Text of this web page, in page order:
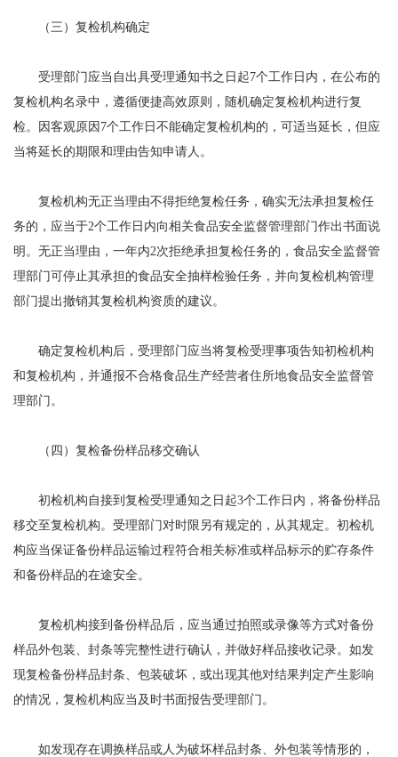
（三）复检机构确定
受理部门应当自出具受理通知书之日起7个工作日内，在公布的
复检机构名录中，遵循便捷高效原则，随机确定复检机构进行复
检。因客观原因7个工作日不能确定复检机构的，可适当延长，但应
当将延长的期限和理由告知申请人。
复检机构无正当理由不得拒绝复检任务，确实无法承担复检任
务的，应当于2个工作日内向相关食品安全监督管理部门作出书面说
明。无正当理由，一年内2次拒绝承担复检任务的，食品安全监督管
理部门可停止其承担的食品安全抽样检验任务，并向复检机构管理
部门提出撤销其复检机构资质的建议。
确定复检机构后，受理部门应当将复检受理事项告知初检机构
和复检机构，并通报不合格食品生产经营者住所地食品安全监督管
理部门。
（四）复检备份样品移交确认
初检机构自接到复检受理通知之日起3个工作日内，将备份样品
移交至复检机构。受理部门对时限另有规定的，从其规定。初检机
构应当保证备份样品运输过程符合相关标准或样品标示的贮存条件
和备份样品的在途安全。
复检机构接到备份样品后，应当通过拍照或录像等方式对备份
样品外包装、封条等完整性进行确认，并做好样品接收记录。如发
现复检备份样品封条、包装破坏，或出现其他对结果判定产生影响
的情况，复检机构应当及时书面报告受理部门。
如发现存在调换样品或人为破坏样品封条、外包装等情形的，